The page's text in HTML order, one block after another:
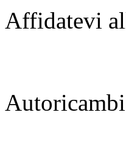
Affidatevi
Autoricambi